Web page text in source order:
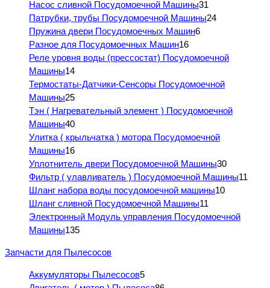
Насос сливной Посудомоечной Машины31
Патрубки, трубы Посудомоечной Машины24
Пружина двери Посудомоечных Машин6
Разное для Посудомоечных Машин16
Реле уровня воды (прессостат) Посудомоечной
Машины14
Термостаты-Датчики-Сенсоры Посудомоечной
Машины25
Тэн ( Нагревательный элемент ) Посудомоечной
Машины40
Улитка ( крыльчатка ) мотора Посудомоечной
Машины16
Уплотнитель двери Посудомоечной Машины30
Фильтр ( улавливатель ) Посудомоечной Машины11
Шланг набора воды посудомоечной машины10
Шланг сливной Посудомоечной Машины11
Электронный Модуль управления Посудомоечной
Машины135
Запчасти для Пылесосов
Аккумуляторы Пылесосов5